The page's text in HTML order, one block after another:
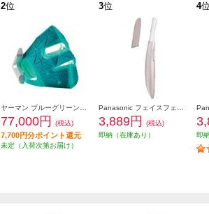
2位
77,000円 (税込)
7,700円分ポイント還元
未定（入荷次第お届け）
3位
3,889円
(税込)
即納（在庫あり）
4
即